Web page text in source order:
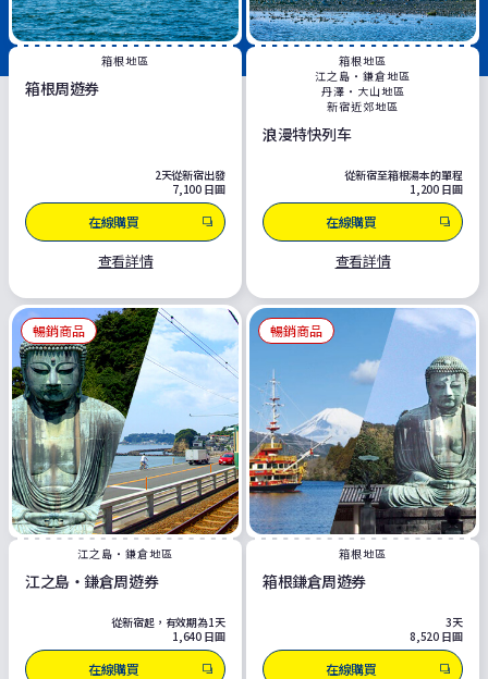
箱根地區
箱根周遊券
2天從新宿出發
7,100 日圓
在線購買
查看詳情
箱根地區
江之島・鎌倉地區
丹澤・大山地區
新宿近郊地區
浪漫特快列车
從新宿至箱根湯本的單程
1,200 日圓
在線購買
查看詳情
暢銷商品
江之島・鎌倉地區
江之島・鎌倉周遊券
從新宿起，有效期為1天
1,640 日圓
在線購買
暢銷商品
箱根地區
箱根鎌倉周遊券
3天
8,520 日圓
在線購買